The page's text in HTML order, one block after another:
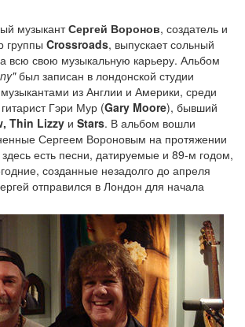
музыкантСергей Воронов, создатель и
группы Crossroads, выпускает сольный
всю свою музыкальную карьеру. Альбом
был записан в лондонской студии
из Англии и Америки, среди
Гэри Мур (Gary Moore), бывший
Thin Lizzy и Stars. В альбом вошли
Сергеем Вороновым на протяжении
есть песни, датируемые и 89-м годом,
созданные незадолго до апреля
отправился в Лондон для начала